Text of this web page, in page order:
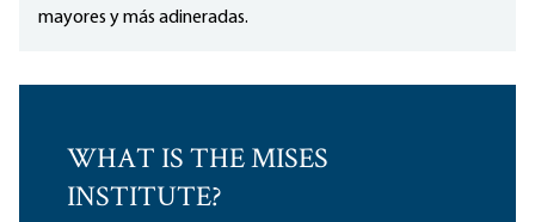
mayores y más adineradas.
WHAT IS THE MISES
INSTITUTE?